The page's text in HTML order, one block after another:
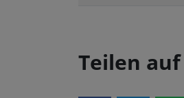
Teilen auf